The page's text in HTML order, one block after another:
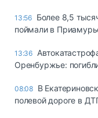
13:56 Более 8,5
поймали в
13:36
Оренбуржье:
08:08 В
полевой дороге в